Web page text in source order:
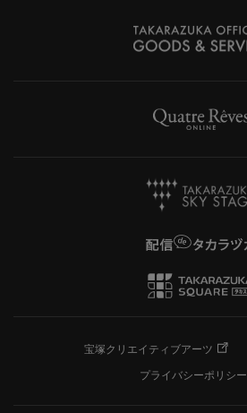
宝塚クリエイティブアーツ
プライバシーポリシー